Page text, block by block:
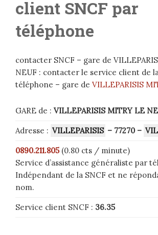
client SNCF par
téléphone
contacter SNCF – gare de
NEUF : contacter le service client de
téléphone – gare de VILLEPARISIS
GARE de : VILLEPARISIS MITRY LE
Adresse : VILLEPARISIS – 77270 –
0890.211.805 (0.80 cts / minute)
Service d’assistance généraliste par
Indépendant de la SNCF et ne
nom.
Service client SNCF : 36.35